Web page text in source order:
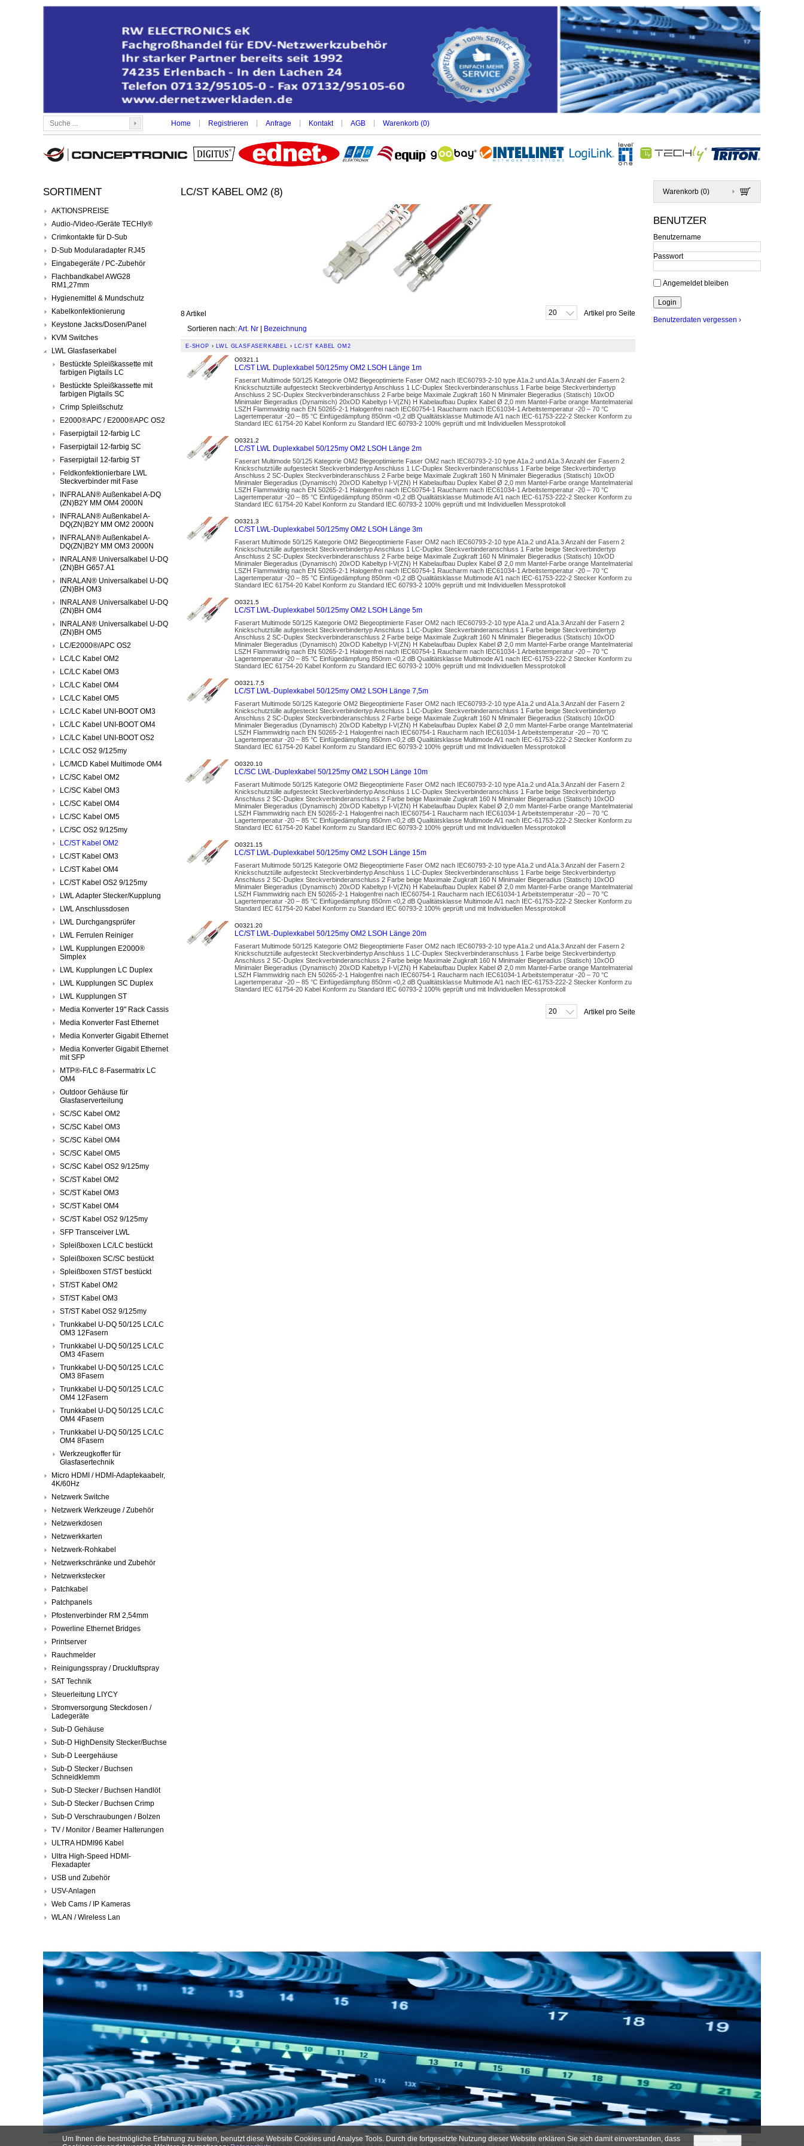
Home Registrieren Anfrage Kontakt AGB Warenkorb (0)
Warenkorb (0)
BENUTZER
Benutzername
Passwort
Angemeldet bleiben
Benutzerdaten vergessen ›
SORTIMENT
AKTIONSPREISE
Audio-/Video-/Geräte TECHly®
Crimkontakte für D-Sub
D-Sub Modularadapter RJ45
Eingabegeräte / PC-Zubehör
Flachbandkabel AWG28
RM1,27mm
Hygienemittel & Mundschutz
Kabelkonfektionierung
Keystone Jacks/Dosen/Panel
KVM Switches
LWL Glasfaserkabel
Bestückte Spleißkassette mit
farbigen Pigtails LC
Bestückte Spleißkassette mit
farbigen Pigtails SC
Crimp Spleißschutz
E2000®APC / E2000®APC OS2
Faserpigtail 12-farbig LC
Faserpigtail 12-farbig SC
Faserpigtail 12-farbig ST
Feldkonfektionierbare LWL
Steckverbinder mit Fase
INFRALAN® Außenkabel A-DQ
(ZN)B2Y MM OM4 2000N
INFRALAN® Außenkabel A-
DQ(ZN)B2Y MM OM2 2000N
INFRALAN® Außenkabel A-
DQ(ZN)B2Y MM OM3 2000N
INRALAN® Universalkabel U-DQ
(ZN)BH G657.A1
INRALAN® Universalkabel U-DQ
(ZN)BH OM3
INRALAN® Universalkabel U-DQ
(ZN)BH OM4
INRALAN® Universalkabel U-DQ
(ZN)BH OM5
LC/E2000®/APC OS2
LC/LC Kabel OM2
LC/LC Kabel OM3
LC/LC Kabel OM4
LC/LC Kabel OM5
LC/LC Kabel UNI-BOOT OM3
LC/LC Kabel UNI-BOOT OM4
LC/LC Kabel UNI-BOOT OS2
LC/LC OS2 9/125my
LC/MCD Kabel Multimode OM4
LC/SC Kabel OM2
LC/SC Kabel OM3
LC/SC Kabel OM4
LC/SC Kabel OM5
LC/SC OS2 9/125my
LC/ST Kabel OM2
LC/ST Kabel OM3
LC/ST Kabel OM4
LC/ST Kabel OS2 9/125my
LWL Adapter Stecker/Kupplung
LWL Anschlussdosen
LWL Durchgangsprüfer
LWL Ferrulen Reiniger
LWL Kupplungen E2000®
Simplex
LWL Kupplungen LC Duplex
LWL Kupplungen SC Duplex
LWL Kupplungen ST
Media Konverter 19" Rack Cassis
Media Konverter Fast Ethernet
Media Konverter Gigabit Ethernet
Media Konverter Gigabit Ethernet
mit SFP
MTP®-F/LC 8-Fasermatrix LC
OM4
Outdoor Gehäuse für
Glasfaserverteilung
SC/SC Kabel OM2
SC/SC Kabel OM3
SC/SC Kabel OM4
SC/SC Kabel OM5
SC/SC Kabel OS2 9/125my
SC/ST Kabel OM2
SC/ST Kabel OM3
SC/ST Kabel OM4
SC/ST Kabel OS2 9/125my
SFP Transceiver LWL
Spleißboxen LC/LC bestückt
Spleißboxen SC/SC bestückt
Spleißboxen ST/ST bestückt
ST/ST Kabel OM2
ST/ST Kabel OM3
ST/ST Kabel OS2 9/125my
Trunkkabel U-DQ 50/125 LC/LC
OM3 12Fasern
Trunkkabel U-DQ 50/125 LC/LC
OM3 4Fasern
Trunkkabel U-DQ 50/125 LC/LC
OM3 8Fasern
Trunkkabel U-DQ 50/125 LC/LC
OM4 12Fasern
Trunkkabel U-DQ 50/125 LC/LC
OM4 4Fasern
Trunkkabel U-DQ 50/125 LC/LC
OM4 8Fasern
Werkzeugkoffer für
Glasfasertechnik
Micro HDMI / HDMI-Adaptekaabelr,
4K/60Hz
Netzwerk Switche
Netzwerk Werkzeuge / Zubehör
Netzwerkdosen
Netzwerkkarten
Netzwerk-Rohkabel
Netzwerkschränke und Zubehör
Netzwerkstecker
Patchkabel
Patchpanels
Pfostenverbinder RM 2,54mm
Powerline Ethernet Bridges
Printserver
Rauchmelder
Reinigungsspray / Druckluftspray
SAT Technik
Steuerleitung LIYCY
Stromversorgung Steckdosen /
Ladegeräte
Sub-D Gehäuse
Sub-D HighDensity Stecker/Buchse
Sub-D Leergehäuse
Sub-D Stecker / Buchsen
Schneidklemm
Sub-D Stecker / Buchsen Handlöt
Sub-D Stecker / Buchsen Crimp
Sub-D Verschraubungen / Bolzen
TV / Monitor / Beamer Halterungen
ULTRA HDMI96 Kabel
Ultra High-Speed HDMI-
Flexadapter
USB und Zubehör
USV-Anlagen
Web Cams / IP Kameras
WLAN / Wireless Lan
LC/ST KABEL OM2 (8)
8 Artikel 20
Artikel pro Seite
Sortieren nach:Art. Nr | Bezeichnung
E-SHOP › LWL GLASFASERKABEL › LC/ST KABEL OM2
O0321.1
LC/ST LWL Duplexkabel 50/125my OM2 LSOH Länge 1m
Faserart Multimode 50/125 Kategorie OM2 Biegeoptimierte Faser OM2 nach IEC60793-2-10 type A1a.2 und A1a.3 Anzahl der Fasern 2
Knickschutztülle aufgesteckt Steckverbindertyp Anschluss 1 LC-Duplex Steckverbinderanschluss 1 Farbe beige Steckverbindertyp
Anschluss 2 SC-Duplex Steckverbinderanschluss 2 Farbe beige Maximale Zugkraft 160 N Minimaler Biegeradius (Statisch) 10xOD
Minimaler Biegeradius (Dynamisch) 20xOD Kabeltyp I-V(ZN) H Kabelaufbau Duplex Kabel Ø 2,0 mm Mantel-Farbe orange Mantelmaterial
LSZH Flammwidrig nach EN 50265-2-1 Halogenfrei nach IEC60754-1 Raucharm nach IEC61034-1 Arbeitstemperatur -20 – 70 °C
Lagertemperatur -20 – 85 °C Einfügedämpfung 850nm <0,2 dB Qualitätsklasse Multimode A/1 nach IEC-61753-222-2 Stecker Konform zu
Standard IEC 61754-20 Kabel Konform zu Standard IEC 60793-2 100% geprüft und mit Individuellen Messprotokoll
O0321.2
LC/ST LWL Duplexkabel 50/125my OM2 LSOH Länge 2m
Faserart Multimode 50/125 Kategorie OM2 Biegeoptimierte Faser OM2 nach IEC60793-2-10 type A1a.2 und A1a.3 Anzahl der Fasern 2
Knickschutztülle aufgesteckt Steckverbindertyp Anschluss 1 LC-Duplex Steckverbinderanschluss 1 Farbe beige Steckverbindertyp
Anschluss 2 SC-Duplex Steckverbinderanschluss 2 Farbe beige Maximale Zugkraft 160 N Minimaler Biegeradius (Statisch) 10xOD
Minimaler Biegeradius (Dynamisch) 20xOD Kabeltyp I-V(ZN) H Kabelaufbau Duplex Kabel Ø 2,0 mm Mantel-Farbe orange Mantelmaterial
LSZH Flammwidrig nach EN 50265-2-1 Halogenfrei nach IEC60754-1 Raucharm nach IEC61034-1 Arbeitstemperatur -20 – 70 °C
Lagertemperatur -20 – 85 °C Einfügedämpfung 850nm <0,2 dB Qualitätsklasse Multimode A/1 nach IEC-61753-222-2 Stecker Konform zu
Standard IEC 61754-20 Kabel Konform zu Standard IEC 60793-2 100% geprüft und mit Individuellen Messprotokoll
O0321.3
LC/ST LWL-Duplexkabel 50/125my OM2 LSOH Länge 3m
Faserart Multimode 50/125 Kategorie OM2 Biegeoptimierte Faser OM2 nach IEC60793-2-10 type A1a.2 und A1a.3 Anzahl der Fasern 2
Knickschutztülle aufgesteckt Steckverbindertyp Anschluss 1 LC-Duplex Steckverbinderanschluss 1 Farbe beige Steckverbindertyp
Anschluss 2 SC-Duplex Steckverbinderanschluss 2 Farbe beige Maximale Zugkraft 160 N Minimaler Biegeradius (Statisch) 10xOD
Minimaler Biegeradius (Dynamisch) 20xOD Kabeltyp I-V(ZN) H Kabelaufbau Duplex Kabel Ø 2,0 mm Mantel-Farbe orange Mantelmaterial
LSZH Flammwidrig nach EN 50265-2-1 Halogenfrei nach IEC60754-1 Raucharm nach IEC61034-1 Arbeitstemperatur -20 – 70 °C
Lagertemperatur -20 – 85 °C Einfügedämpfung 850nm <0,2 dB Qualitätsklasse Multimode A/1 nach IEC-61753-222-2 Stecker Konform zu
Standard IEC 61754-20 Kabel Konform zu Standard IEC 60793-2 100% geprüft und mit Individuellen Messprotokoll
O0321.5
LC/ST LWL-Duplexkabel 50/125my OM2 LSOH Länge 5m
Faserart Multimode 50/125 Kategorie OM2 Biegeoptimierte Faser OM2 nach IEC60793-2-10 type A1a.2 und A1a.3 Anzahl der Fasern 2
Knickschutztülle aufgesteckt Steckverbindertyp Anschluss 1 LC-Duplex Steckverbinderanschluss 1 Farbe beige Steckverbindertyp
Anschluss 2 SC-Duplex Steckverbinderanschluss 2 Farbe beige Maximale Zugkraft 160 N Minimaler Biegeradius (Statisch) 10xOD
Minimaler Biegeradius (Dynamisch) 20xOD Kabeltyp I-V(ZN) H Kabelaufbau Duplex Kabel Ø 2,0 mm Mantel-Farbe orange Mantelmaterial
LSZH Flammwidrig nach EN 50265-2-1 Halogenfrei nach IEC60754-1 Raucharm nach IEC61034-1 Arbeitstemperatur -20 – 70 °C
Lagertemperatur -20 – 85 °C Einfügedämpfung 850nm <0,2 dB Qualitätsklasse Multimode A/1 nach IEC-61753-222-2 Stecker Konform zu
Standard IEC 61754-20 Kabel Konform zu Standard IEC 60793-2 100% geprüft und mit Individuellen Messprotokoll
O0321.7,5
LC/ST LWL-Duplexkabel 50/125my OM2 LSOH Länge 7,5m
Faserart Multimode 50/125 Kategorie OM2 Biegeoptimierte Faser OM2 nach IEC60793-2-10 type A1a.2 und A1a.3 Anzahl der Fasern 2
Knickschutztülle aufgesteckt Steckverbindertyp Anschluss 1 LC-Duplex Steckverbinderanschluss 1 Farbe beige Steckverbindertyp
Anschluss 2 SC-Duplex Steckverbinderanschluss 2 Farbe beige Maximale Zugkraft 160 N Minimaler Biegeradius (Statisch) 10xOD
Minimaler Biegeradius (Dynamisch) 20xOD Kabeltyp I-V(ZN) H Kabelaufbau Duplex Kabel Ø 2,0 mm Mantel-Farbe orange Mantelmaterial
LSZH Flammwidrig nach EN 50265-2-1 Halogenfrei nach IEC60754-1 Raucharm nach IEC61034-1 Arbeitstemperatur -20 – 70 °C
Lagertemperatur -20 – 85 °C Einfügedämpfung 850nm <0,2 dB Qualitätsklasse Multimode A/1 nach IEC-61753-222-2 Stecker Konform zu
Standard IEC 61754-20 Kabel Konform zu Standard IEC 60793-2 100% geprüft und mit Individuellen Messprotokoll
O0320.10
LC/SC LWL-Duplexkabel 50/125my OM2 LSOH Länge 10m
Faserart Multimode 50/125 Kategorie OM2 Biegeoptimierte Faser OM2 nach IEC60793-2-10 type A1a.2 und A1a.3 Anzahl der Fasern 2
Knickschutztülle aufgesteckt Steckverbindertyp Anschluss 1 LC-Duplex Steckverbinderanschluss 1 Farbe beige Steckverbindertyp
Anschluss 2 SC-Duplex Steckverbinderanschluss 2 Farbe beige Maximale Zugkraft 160 N Minimaler Biegeradius (Statisch) 10xOD
Minimaler Biegeradius (Dynamisch) 20xOD Kabeltyp I-V(ZN) H Kabelaufbau Duplex Kabel Ø 2,0 mm Mantel-Farbe orange Mantelmaterial
LSZH Flammwidrig nach EN 50265-2-1 Halogenfrei nach IEC60754-1 Raucharm nach IEC61034-1 Arbeitstemperatur -20 – 70 °C
Lagertemperatur -20 – 85 °C Einfügedämpfung 850nm <0,2 dB Qualitätsklasse Multimode A/1 nach IEC-61753-222-2 Stecker Konform zu
Standard IEC 61754-20 Kabel Konform zu Standard IEC 60793-2 100% geprüft und mit Individuellen Messprotokoll
O0321.15
LC/ST LWL-Duplexkabel 50/125my OM2 LSOH Länge 15m
Faserart Multimode 50/125 Kategorie OM2 Biegeoptimierte Faser OM2 nach IEC60793-2-10 type A1a.2 und A1a.3 Anzahl der Fasern 2
Knickschutztülle aufgesteckt Steckverbindertyp Anschluss 1 LC-Duplex Steckverbinderanschluss 1 Farbe beige Steckverbindertyp
Anschluss 2 SC-Duplex Steckverbinderanschluss 2 Farbe beige Maximale Zugkraft 160 N Minimaler Biegeradius (Statisch) 10xOD
Minimaler Biegeradius (Dynamisch) 20xOD Kabeltyp I-V(ZN) H Kabelaufbau Duplex Kabel Ø 2,0 mm Mantel-Farbe orange Mantelmaterial
LSZH Flammwidrig nach EN 50265-2-1 Halogenfrei nach IEC60754-1 Raucharm nach IEC61034-1 Arbeitstemperatur -20 – 70 °C
Lagertemperatur -20 – 85 °C Einfügedämpfung 850nm <0,2 dB Qualitätsklasse Multimode A/1 nach IEC-61753-222-2 Stecker Konform zu
Standard IEC 61754-20 Kabel Konform zu Standard IEC 60793-2 100% geprüft und mit Individuellen Messprotokoll
O0321.20
LC/ST LWL-Duplexkabel 50/125my OM2 LSOH Länge 20m
Faserart Multimode 50/125 Kategorie OM2 Biegeoptimierte Faser OM2 nach IEC60793-2-10 type A1a.2 und A1a.3 Anzahl der Fasern 2
Knickschutztülle aufgesteckt Steckverbindertyp Anschluss 1 LC-Duplex Steckverbinderanschluss 1 Farbe beige Steckverbindertyp
Anschluss 2 SC-Duplex Steckverbinderanschluss 2 Farbe beige Maximale Zugkraft 160 N Minimaler Biegeradius (Statisch) 10xOD
Minimaler Biegeradius (Dynamisch) 20xOD Kabeltyp I-V(ZN) H Kabelaufbau Duplex Kabel Ø 2,0 mm Mantel-Farbe orange Mantelmaterial
LSZH Flammwidrig nach EN 50265-2-1 Halogenfrei nach IEC60754-1 Raucharm nach IEC61034-1 Arbeitstemperatur -20 – 70 °C
Lagertemperatur -20 – 85 °C Einfügedämpfung 850nm <0,2 dB Qualitätsklasse Multimode A/1 nach IEC-61753-222-2 Stecker Konform zu
Standard IEC 61754-20 Kabel Konform zu Standard IEC 60793-2 100% geprüft und mit Individuellen Messprotokoll
20 Artikel pro Seite
Um Ihnen die bestmögliche Erfahrung zu bieten, benutzt diese Website Cookies und Analyse Tools. Durch die fortgesetzte Nutzung dieser Website erklären Sie sich damit einverstanden, dass